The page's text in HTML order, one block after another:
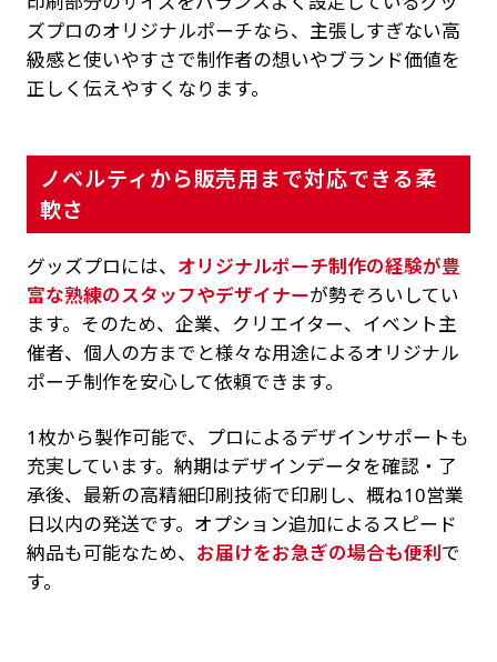
ズプロのオリジナルポーチなら、主張しすぎない高
級感と使いやすさで制作者の想いやブランド価値を
正しく伝えやすくなります。
ノベルティから販売用まで対応できる柔
軟さ
グッズプロには、 オリジナルポーチ制作の経験が豊
富な熟練のスタッフやデザイナーが勢ぞろいしてい
ます。そのため、企業、クリエイター、イベント主
催者、個人の方までと様々な用途によるオリジナル
ポーチ制作を安心して依頼できます。
1枚から製作可能で、プロによるデザインサポートも
充実しています。納期はデザインデータを確認・了
承後、最新の高精細印刷技術で印刷し、概ね10営業
日以内の発送です。オプション追加によるスピード
納品も可能なため、 お届けをお急ぎの場合も便利で
す。